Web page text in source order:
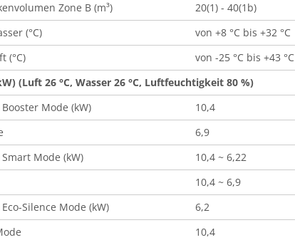
Zone B (m³)
20(1) - 40(1b)
(°C)
von +8 °C bis +32 °C
(°C)
von -25 °C bis +43 °C
(Luft 26 °C, Wasser 26 °C, Luftfeuchtigkeit 80 %)
Mode (kW)
10,4
6,9
Mode (kW)
10,4 ~ 6,22
10,4 ~ 6,9
Silence Mode (kW)
6,2
10,4